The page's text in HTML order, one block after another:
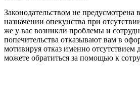
Законодательством не предусмотрена
назначении опекунства при
же у вас возникли проблемы и
попечительства отказывают вам в
мотивируя отказ именно отсутствием
можете обратиться за помощью к